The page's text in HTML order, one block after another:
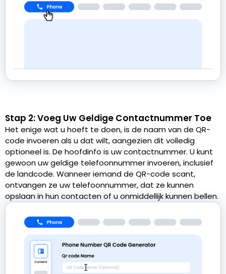
Stap 2: Voeg Uw Geldige Contactnummer Toe
Het enige wat u hoeft te doen, is de naam van de QR-
code invoeren als u dat wilt, aangezien dit volledig
optioneel is. De hoofdinfo is uw contactnummer. U kunt
gewoon uw geldige telefoonnummer invoeren, inclusief
de landcode. Wanneer iemand de QR-code scant,
ontvangen ze uw telefoonnummer, dat ze kunnen
opslaan in hun contacten of u onmiddellijk kunnen bellen.